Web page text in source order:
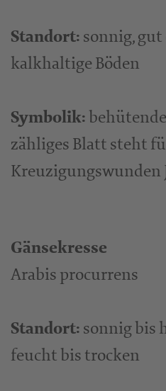
Standort:sonnig,
kalkhaltige Böden
Symbolik:
zähliges Blatt steht
Kreuzigungswunden
Gänsekresse
Arabis procurrens
Standort:sonnig bis
feucht bis trocken